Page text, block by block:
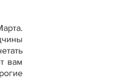
вам